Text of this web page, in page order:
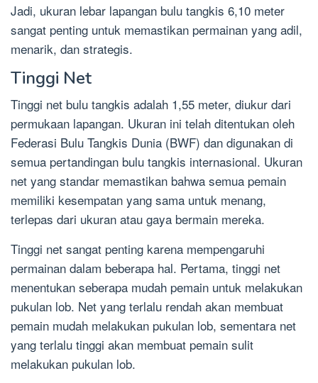
Jadi, ukuran lebar lapangan bulu tangkis 6,10 meter
sangat penting untuk memastikan permainan yang adil,
menarik, dan strategis.
Tinggi Net
Tinggi net bulu tangkis adalah 1,55 meter, diukur dari
permukaan lapangan. Ukuran ini telah ditentukan oleh
Federasi Bulu Tangkis Dunia (BWF) dan digunakan di
semua pertandingan bulu tangkis internasional. Ukuran
net yang standar memastikan bahwa semua pemain
memiliki kesempatan yang sama untuk menang,
terlepas dari ukuran atau gaya bermain mereka.
Tinggi net sangat penting karena mempengaruhi
permainan dalam beberapa hal. Pertama, tinggi net
menentukan seberapa mudah pemain untuk melakukan
pukulan lob. Net yang terlalu rendah akan membuat
pemain mudah melakukan pukulan lob, sementara net
yang terlalu tinggi akan membuat pemain sulit
melakukan pukulan lob.